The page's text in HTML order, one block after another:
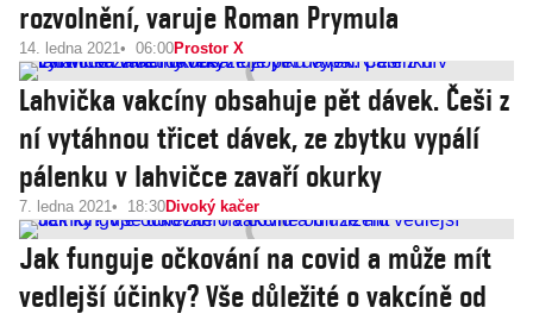
rozvolnění, varuje Roman Prymula
14. ledna 2021 06:00Prostor X
Lahvička vakcíny obsahuje pět dávek. Češi z
ní vytáhnou třicet dávek, ze zbytku vypálí
pálenku v lahvičce zavaří okurky
7. ledna 2021 18:30Divoký kačer
Jak funguje očkování na covid a může mít
vedlejší účinky? Vše důležité o vakcíně od